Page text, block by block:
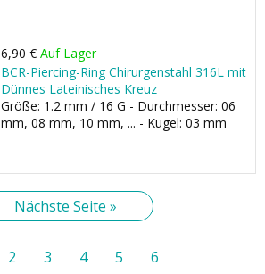
6,90 € Auf Lager
BCR-Piercing-Ring Chirurgenstahl 316L mit
Dünnes Lateinisches Kreuz
Größe: 1.2 mm / 16 G - Durchmesser: 06
mm, 08 mm, 10 mm, ... - Kugel: 03 mm
Nächste Seite »
2 3 4 5 6